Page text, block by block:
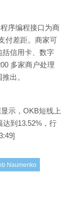
序编程接口为商
付差距。商家可
括信用卡、数字
多家商户处理
出。
示，OKB短线上
到13.52%，行
Naumenko